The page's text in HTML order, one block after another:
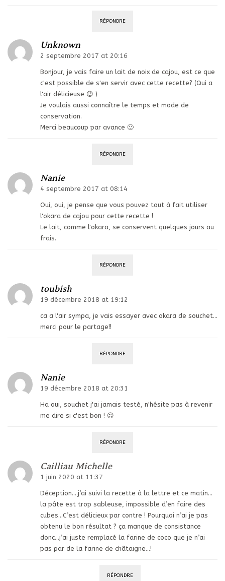
RÉPONDRE
Unknown
2 septembre 2017 at 20:16
Bonjour, je vais faire un lait de noix de cajou, est ce que
c'est possible de s'en servir avec cette recette? (Qui a
l'air délicieuse 😉 )
Je voulais aussi connaître le temps et mode de
conservation.
Merci beaucoup par avance 🙂
RÉPONDRE
Nanie
4 septembre 2017 at 08:14
Oui, oui, je pense que vous pouvez tout à fait utiliser
l'okara de cajou pour cette recette !
Le lait, comme l'okara, se conservent quelques jours au
frais.
RÉPONDRE
toubish
19 décembre 2018 at 19:12
ca a l'air sympa, je vais essayer avec okara de souchet…
merci pour le partage!!
RÉPONDRE
Nanie
19 décembre 2018 at 20:31
Ha oui, souchet j'ai jamais testé, n'hésite pas à revenir
me dire si c'est bon ! 😉
RÉPONDRE
Cailliau Michelle
1 juin 2020 at 11:37
Déception….j’ai suivi la recette à la lettre et ce matin…
la pâte est trop sableuse, impossible d’en faire des
cubes…C’est délicieux par contre ! Pourquoi n’ai je pas
obtenu le bon résultat ? ça manque de consistance
donc…j’ai juste remplacé la farine de coco que je n’ai
pas par de la farine de châtaigne…!
RÉPONDRE